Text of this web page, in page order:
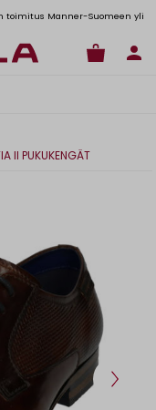
toimitus Manner-Suomeen yli
II PUKUKENGÄT